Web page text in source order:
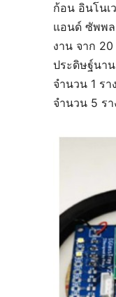
ก้อน อินโนเ
แอนด์ ซัพพล
งาน จาก
ประดิษฐ์นา
จำนวน 1 รา
จำนวน 5 ร